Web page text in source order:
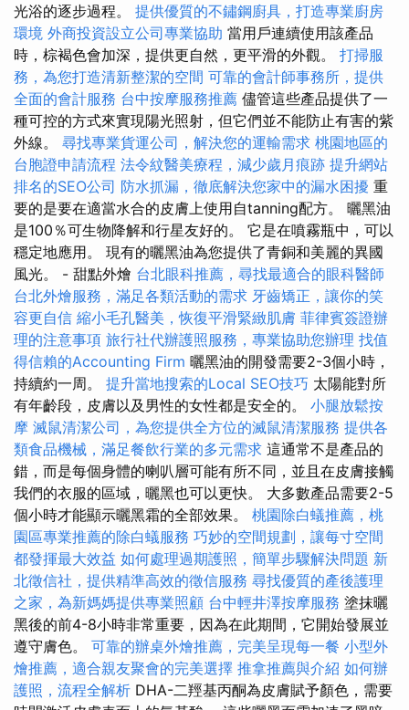
光浴的逐步過程。 提供優質的不鏽鋼廚具，打造專業廚房
環境 外商投資設立公司專業協助 當用戶連續使用該產品
時，棕褐色會加深，提供更自然，更平滑的外觀。 打掃服
務，為您打造清新整潔的空間 可靠的會計師事務所，提供
全面的會計服務 台中按摩服務推薦 儘管這些產品提供了一
種可控的方式來實現陽光照射，但它們並不能防止有害的紫
外線。 尋找專業貨運公司，解決您的運輸需求 桃園地區的
台胞證申請流程 法令紋醫美療程，減少歲月痕跡 提升網站
排名的SEO公司 防水抓漏，徹底解決您家中的漏水困擾 重
要的是要在適當水合的皮膚上使用自tanning配方。 曬黑油
是100％可生物降解和行星友好的。 它是在噴霧瓶中，可以
穩定地應用。 現有的曬黑油為您提供了青銅和美麗的異國
風光。 - 甜點外燴 台北眼科推薦，尋找最適合的眼科醫師
台北外燴服務，滿足各類活動的需求 牙齒矯正，讓你的笑
容更自信 縮小毛孔醫美，恢復平滑緊緻肌膚 菲律賓簽證辦
理的注意事項 旅行社代辦護照服務，專業協助您辦理 找值
得信賴的Accounting Firm 曬黑油的開發需要2-3個小時，
持續約一周。 提升當地搜索的Local SEO技巧 太陽能對所
有年齡段，皮膚以及男性的女性都是安全的。 小腿放鬆按
摩 滅鼠清潔公司，為您提供全方位的滅鼠清潔服務 提供各
類食品機械，滿足餐飲行業的多元需求 這通常不是產品的
錯，而是每個身體的喇叭層可能有所不同，並且在皮膚接觸
我們的衣服的區域，曬黑也可以更快。 大多數產品需要2-5
個小時才能顯示曬黑霜的全部效果。 桃園除白蟻推薦，桃
園區專業推薦的除白蟻服務 巧妙的空間規劃，讓每寸空間
都發揮最大效益 如何處理過期護照，簡單步驟解決問題 新
北徵信社，提供精準高效的徵信服務 尋找優質的產後護理
之家，為新媽媽提供專業照顧 台中輕井澤按摩服務 塗抹曬
黑後的前4-8小時非常重要，因為在此期間，它開始發展並
遵守膚色。 可靠的辦桌外燴推薦，完美呈現每一餐 小型外
燴推薦，適合親友聚會的完美選擇 推拿推薦與介紹 如何辦
護照，流程全解析 DHA-二羥基丙酮為皮膚賦予顏色，需要